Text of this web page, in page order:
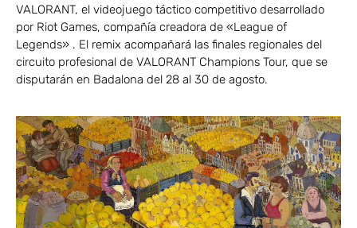
VALORANT, el videojuego táctico competitivo desarrollado
por Riot Games, compañía creadora de «League of
Legends» . El remix acompañará las finales regionales del
circuito profesional de VALORANT Champions Tour, que se
disputarán en Badalona del 28 al 30 de agosto.